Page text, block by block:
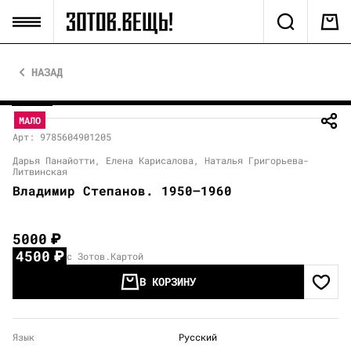
НАЗАД
МАЛО
Арт: 9785604901205
Дарья Панайотти, Елена Карисалова, Наталья Григорьева-
Литвинская
Владимир Степанов. 1950–1960
5000₽
4500₽ с Зотов.Картой
В КОРЗИНУ
Язык
Русский